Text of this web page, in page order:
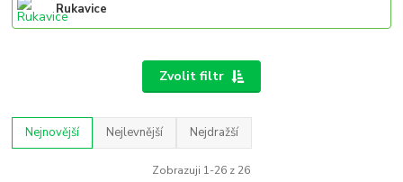
Rukavice
Zvolit filtr
Nejnovější Nejlevnější Nejdražší
Zobrazuji 1-26 z 26